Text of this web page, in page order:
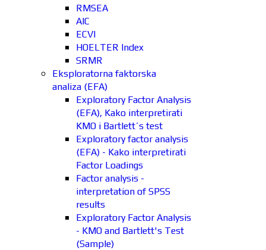
RMSEA
AIC
ECVI
HOELTER Index
SRMR
Eksploratorna faktorska
analiza (EFA)
Exploratory Factor Analysis
(EFA), Kako interpretirati
KMO i Bartlett´s test
Exploratory factor analysis
(EFA) - Kako interpretirati
Factor Loadings
Factor analysis -
interpretation of SPSS
results
Exploratory Factor Analysis
- KMO and Bartlett's Test
(Sample)